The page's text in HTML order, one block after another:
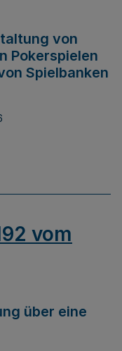
von
Pokerspielen
Spielbanken
vom
über eine